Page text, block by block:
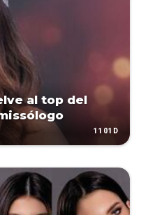
al top del
1101D